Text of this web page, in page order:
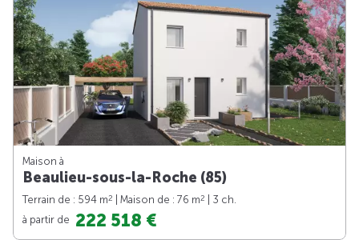
Maison à
Beaulieu-sous-la-Roche (85)
Terrain de : 594 m2 | Maison de : 76 m2
| 3 ch.
à partir de 222 518 €